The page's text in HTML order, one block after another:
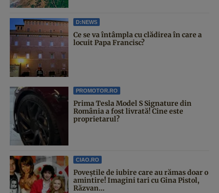
D:NEWS
Ce se va întâmpla cu clădirea în care a
locuit Papa Francisc?
PROMOTOR.RO
Prima Tesla Model S Signature din
România a fost livrată! Cine este
proprietarul?
CIAO.RO
Poveştile de iubire care au rămas doar o
amintire! Imagini tari cu Gina Pistol,
Răzvan...